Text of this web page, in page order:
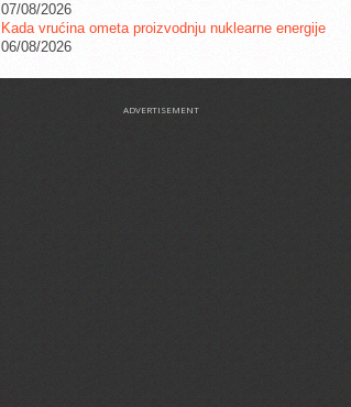
07/08/2026
Kada vrućina ometa proizvodnju nuklearne energije
06/08/2026
ADVERTISEMENT